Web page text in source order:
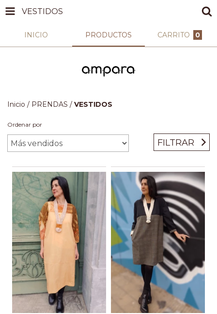
VESTIDOS
INICIO PRODUCTOS CARRITO 0
Inicio / PRENDAS / VESTIDOS
Ordenar por
FILTRAR